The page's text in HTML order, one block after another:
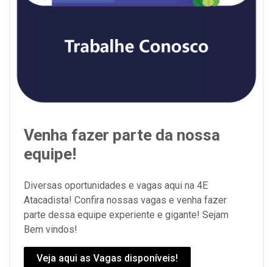
Venha fazer parte da nossa
equipe!
Diversas oportunidades e vagas aqui na 4E
Atacadista! Confira nossas vagas e venha fazer
parte dessa equipe experiente e gigante! Sejam
Bem vindos!
Veja aqui as Vagas disponíveis!